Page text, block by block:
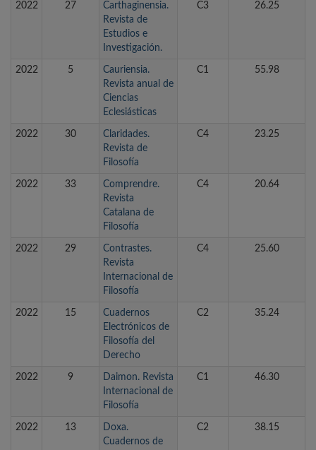
2022 27
Carthaginensia.
Revista de
Estudios e
Investigación.
C3 26.25
2022 5
Cauriensia.
Revista anual de
Ciencias
Eclesiásticas
C1 55.98
2022 30
Claridades.
Revista de
Filosofía
C4 23.25
2022 33
Comprendre.
Revista
Catalana de
Filosofía
C4 20.64
2022 29
Contrastes.
Revista
Internacional de
Filosofía
C4 25.60
2022 15
Cuadernos
Electrónicos de
Filosofía del
Derecho
C2 35.24
2022 9
Daimon. Revista
Internacional de
Filosofía
C1 46.30
2022 13
Doxa.
Cuadernos de
C2 38.15